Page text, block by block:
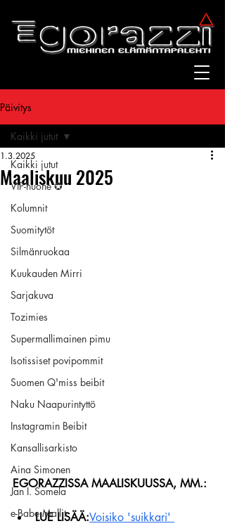
Päivitys
Kaikki jutut
VIP-huone ✪
Kolumnit
Suomitytöt
Silmänruokaa
Kuukauden Mirri
Sarjakuva
Tozimies
Supermallimainen pimu
Isotissiset povipommit
Suomen Q'miss beibit
Naku Naapurintyttö
Instagramin Beibit
Kansallisarkisto
Aina Simonen
Jan I. Somela
e-Babe Mallit
Kaikki jutut
Maaliskuu 2025
1.3.2025
EGORAZZISSA MAALISKUUSSA, MM.:
LUE LISÄÄ:Voisiko 'suikkari'